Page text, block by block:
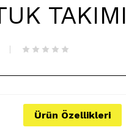
TAKIMI
Ürün Özellikleri